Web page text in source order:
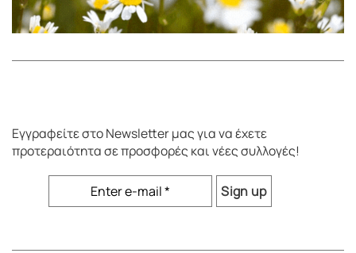
Εγγραφείτε στοNewsletterμας για να έχετε
προτεραιότητα σε προσφορές και νέες συλλογές!